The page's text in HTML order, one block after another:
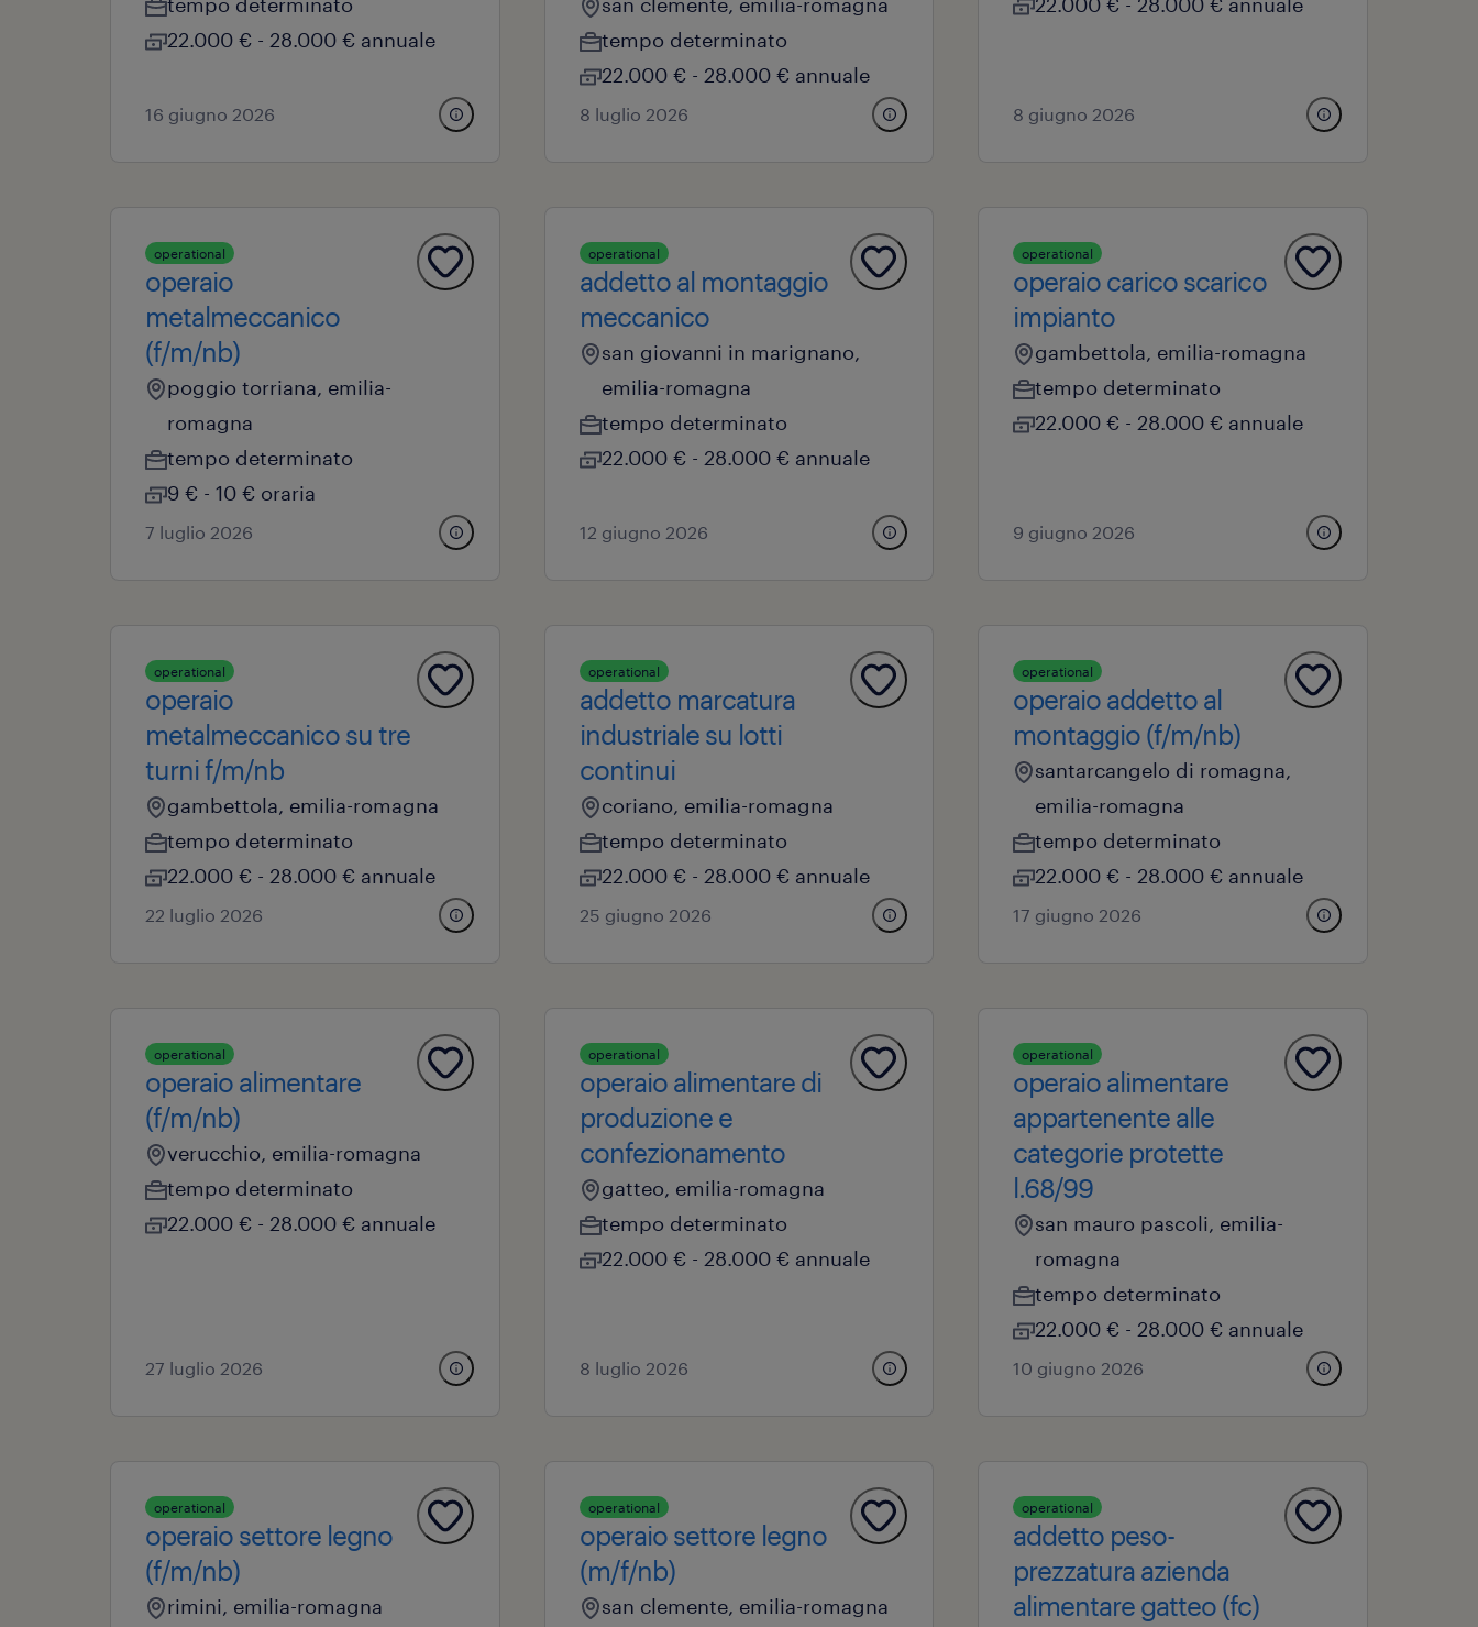
22.000 € - 28.000 € annuale
16 giugno 2026
tempo determinato
22.000 € - 28.000 € annuale
8 luglio 2026 8 giugno 2026
operational
operaio
metalmeccanico
(f/m/nb)
poggio torriana, emilia-
romagna
tempo determinato
9 € - 10 € oraria
7 luglio 2026
operational
addetto al montaggio
meccanico
san giovanni in marignano,
emilia-romagna
tempo determinato
22.000 € - 28.000 € annuale
12 giugno 2026
operational
operaio carico scarico
impianto
gambettola, emilia-romagna
tempo determinato
22.000 € - 28.000 € annuale
9 giugno 2026
operational
operaio
metalmeccanico su tre
turni f/m/nb
gambettola, emilia-romagna
tempo determinato
22.000 € - 28.000 € annuale
22 luglio 2026
operational
addetto marcatura
industriale su lotti
continui
coriano, emilia-romagna
tempo determinato
22.000 € - 28.000 € annuale
25 giugno 2026
operational
operaio addetto al
montaggio (f/m/nb)
santarcangelo di romagna,
emilia-romagna
tempo determinato
22.000 € - 28.000 € annuale
17 giugno 2026
operational
operaio alimentare
(f/m/nb)
verucchio, emilia-romagna
tempo determinato
22.000 € - 28.000 € annuale
27 luglio 2026
operational
operaio alimentare di
produzione e
confezionamento
gatteo, emilia-romagna
tempo determinato
22.000 € - 28.000 € annuale
8 luglio 2026
operational
operaio alimentare
appartenente alle
categorie protette
l.68/99
san mauro pascoli, emilia-
romagna
tempo determinato
22.000 € - 28.000 € annuale
10 giugno 2026
operational
operaio settore legno
(f/m/nb)
rimini, emilia-romagna
operational
operaio settore legno
(m/f/nb)
san clemente, emilia-romagna
operational
addetto peso-
prezzatura azienda
alimentare gatteo (fc)